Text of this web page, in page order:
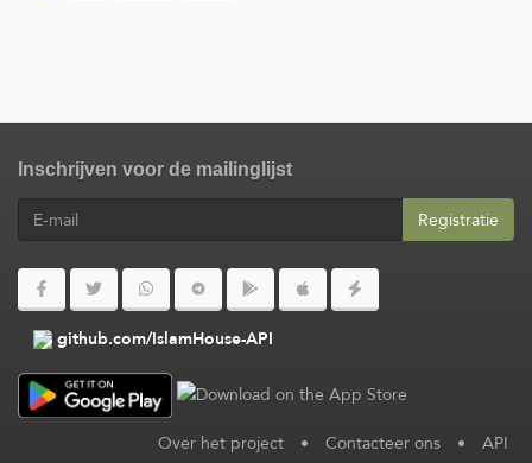
Inschrijven voor de mailinglijst
Registratie
github.com/IslamHouse-API
Over het project • Contacteer ons • API